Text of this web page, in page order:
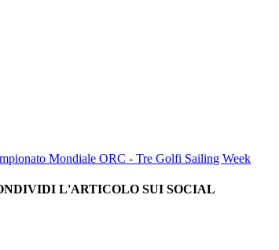
Mondiale ORC - Tre Golfi Sailing Week
L'ARTICOLO SUI SOCIAL